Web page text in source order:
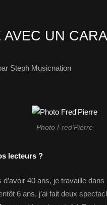
UN
Steph Musicnation
Photo Fred'Pierre
lecteurs ?
d’avoir 40 ans, je travaille
6 ans, j’ai fait deux